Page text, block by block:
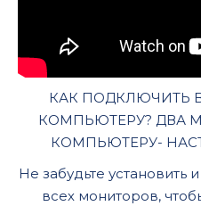
КАК ПОДКЛЮЧИТЬ
КОМПЬЮТЕРУ? ДВА
КОМПЬЮТЕРУ-
Не забудьте установить
всех мониторов,